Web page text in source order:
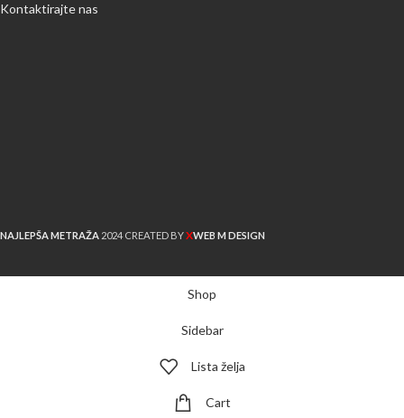
Kontaktirajte nas
NAJLEPŠA METRAŽA 2024 CREATED BYXWEB M DESIGN
Shop
Sidebar
Lista želja
Cart